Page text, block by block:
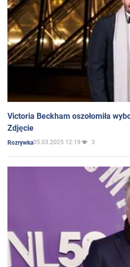
Victoria Beckham oszołomiła
Zdjęcie
Rozrywka05.03.2025 12:19 3